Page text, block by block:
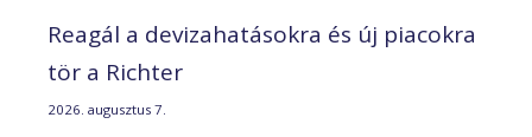
Reagál a devizahatásokra és új piacokra
tör a Richter
2026. augusztus 7.